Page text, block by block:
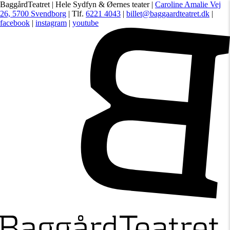
BaggårdTeatret | Hele Sydfyn & Øernes teater | Caroline Amalie Vej
26, 5700 Svendborg | Tlf. 6221 4043 | billet@baggaardteatret.dk |
facebook | instagram | youtube